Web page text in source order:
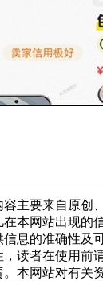
主要来自原创
本网站出现的
息的准确性及
读者在使用前
。本网站对有关